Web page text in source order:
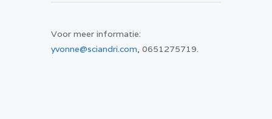
Voor meer informatie:
yvonne@sciandri.com, 0651275719.